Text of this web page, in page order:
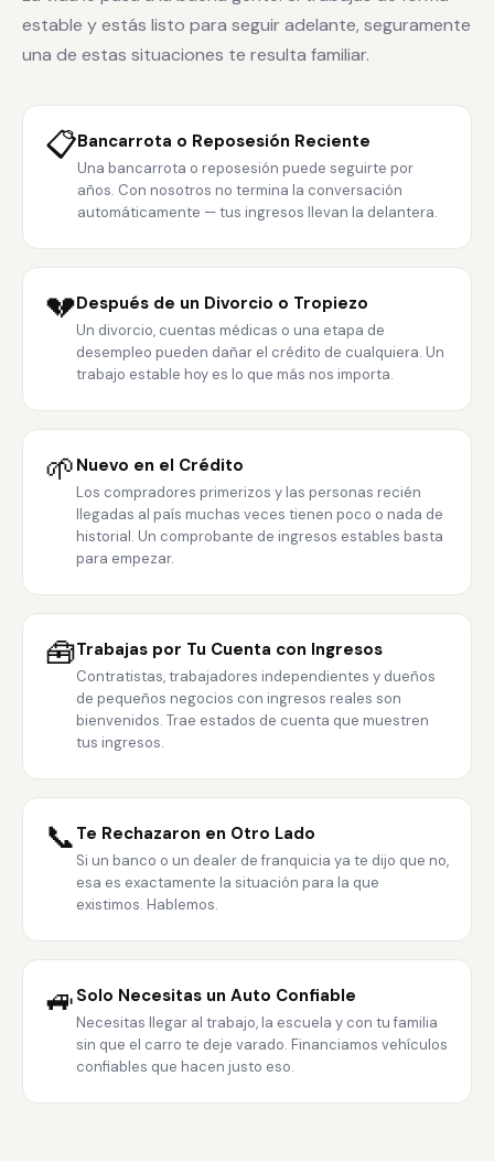
estable y estás listo para seguir adelante, seguramente
una de estas situaciones te resulta familiar.
📋Bancarrota o Reposesión Reciente
Una bancarrota o reposesión puede seguirte por
años. Con nosotros no termina la conversación
automáticamente — tus ingresos llevan la delantera.
💔Después de un Divorcio o Tropiezo
Un divorcio, cuentas médicas o una etapa de
desempleo pueden dañar el crédito de cualquiera. Un
trabajo estable hoy es lo que más nos importa.
🌱 Nuevo en el Crédito
Los compradores primerizos y las personas recién
llegadas al país muchas veces tienen poco o nada de
historial. Un comprobante de ingresos estables basta
para empezar.
🧰Trabajas por Tu Cuenta con Ingresos
Contratistas, trabajadores independientes y dueños
de pequeños negocios con ingresos reales son
bienvenidos. Trae estados de cuenta que muestren
tus ingresos.
📞 Te Rechazaron en Otro Lado
Si un banco o un dealer de franquicia ya te dijo que no,
esa es exactamente la situación para la que
existimos. Hablemos.
🚙 Solo Necesitas un Auto Confiable
Necesitas llegar al trabajo, la escuela y con tu familia
sin que el carro te deje varado. Financiamos vehículos
confiables que hacen justo eso.